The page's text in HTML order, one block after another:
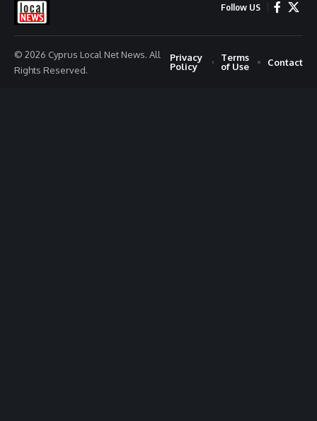
Follow US
© 2026 Cyprus Local Net News. All
Rights Reserved.
Privacy
Policy
Terms
of Use
Contact